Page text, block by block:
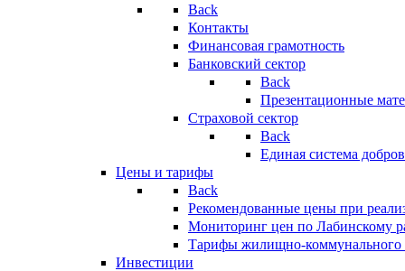
Back
Контакты
Финансовая грамотность
Банковский сектор
Back
Презентационные
Страховой сектор
Back
Единая система
Цены и тарифы
Back
Рекомендованные цены при
Мониторинг цен по Лабинскому
Тарифы жилищно-коммунального
Инвестиции